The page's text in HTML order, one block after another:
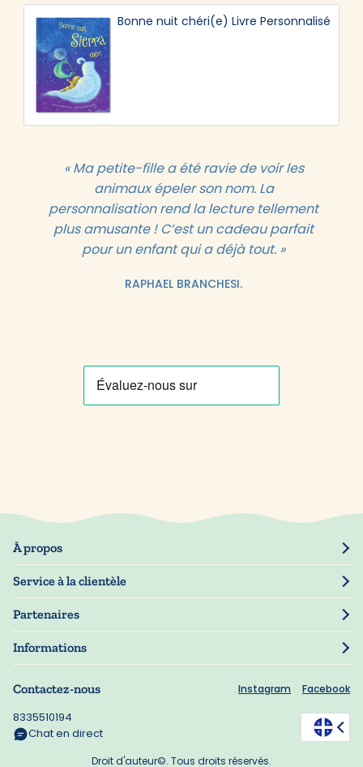
« Ma petite-fille a été ravie de voir les
animaux épeler son nom. La
personnalisation rend la lecture tellement
plus amusante ! C’est un cadeau parfait
pour un enfant qui a déjà tout. »
RAPHAEL BRANCHESI.
Bonne nuit chéri(e) Livre Personnalisé
Contactez-nous Instagram Facebook
8335510194
Chat en direct
À propos
Notre histoire
Presse
Service à la clientèle
Suivre commande
Mon compte
Gérer mes informations
Garantie
Informations de livraison
Bons de réduction
Partenaires
Revendeurs
Informations
Conditions d'utilisation
Gestion des cookies
Droit d'auteur©. Tous droits réservés.